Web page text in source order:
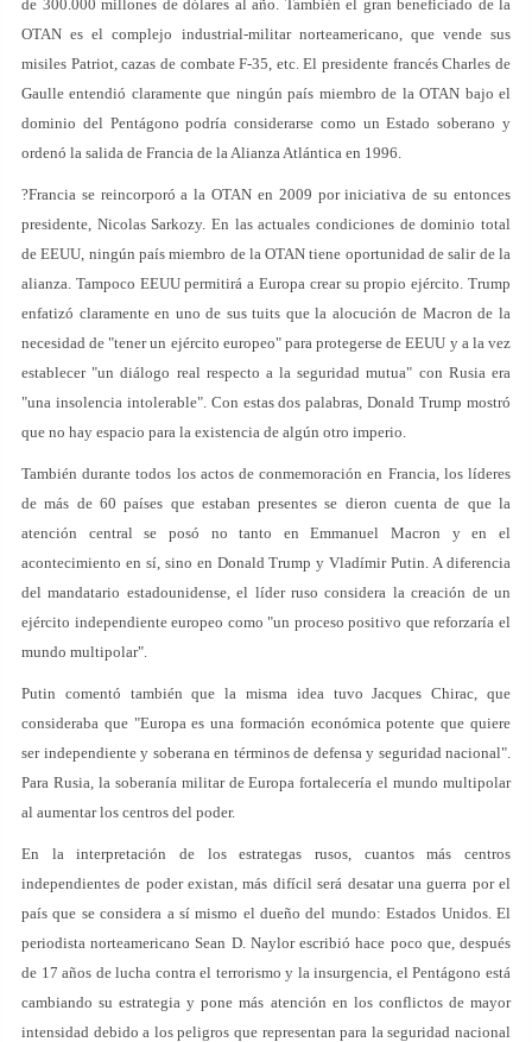
de 300.000 millones de dólares al año. También el gran beneficiado de la
OTAN es el complejo industrial-militar norteamericano, que vende sus
misiles Patriot, cazas de combate F-35, etc. El presidente francés Charles de
Gaulle entendió claramente que ningún país miembro de la OTAN bajo el
dominio del Pentágono podría considerarse como un Estado soberano y
ordenó la salida de Francia de la Alianza Atlántica en 1996.
?Francia se reincorporó a la OTAN en 2009 por iniciativa de su entonces
presidente, Nicolas Sarkozy. En las actuales condiciones de dominio total
de EEUU, ningún país miembro de la OTAN tiene oportunidad de salir de la
alianza. Tampoco EEUU permitirá a Europa crear su propio ejército. Trump
enfatizó claramente en uno de sus tuits que la alocución de Macron de la
necesidad de "tener un ejército europeo" para protegerse de EEUU y a la vez
establecer "un diálogo real respecto a la seguridad mutua" con Rusia era
"una insolencia intolerable". Con estas dos palabras, Donald Trump mostró
que no hay espacio para la existencia de algún otro imperio.
También durante todos los actos de conmemoración en Francia, los líderes
de más de 60 países que estaban presentes se dieron cuenta de que la
atención central se posó no tanto en Emmanuel Macron y en el
acontecimiento en sí, sino en Donald Trump y Vladímir Putin. A diferencia
del mandatario estadounidense, el líder ruso considera la creación de un
ejército independiente europeo como "un proceso positivo que reforzaría el
mundo multipolar".
Putin comentó también que la misma idea tuvo Jacques Chirac, que
consideraba que "Europa es una formación económica potente que quiere
ser independiente y soberana en términos de defensa y seguridad nacional".
Para Rusia, la soberanía militar de Europa fortalecería el mundo multipolar
al aumentar los centros del poder.
En la interpretación de los estrategas rusos, cuantos más centros
independientes de poder existan, más difícil será desatar una guerra por el
país que se considera a sí mismo el dueño del mundo: Estados Unidos. El
periodista norteamericano Sean D. Naylor escribió hace poco que, después
de 17 años de lucha contra el terrorismo y la insurgencia, el Pentágono está
cambiando su estrategia y pone más atención en los conflictos de mayor
intensidad debido a los peligros que representan para la seguridad nacional